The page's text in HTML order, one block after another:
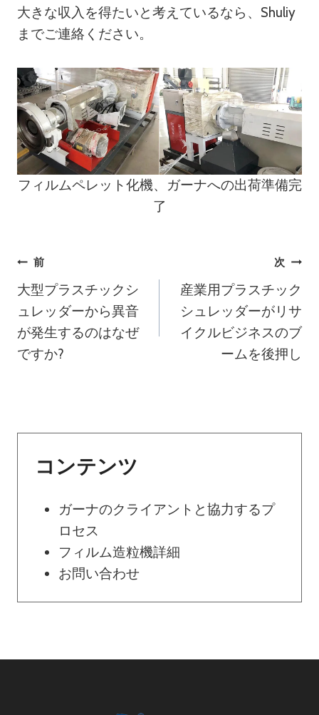
大きな収入を得たいと考えているなら、Shuliy
までご連絡ください。
フィルムペレット化機、ガーナへの出荷準備完
了
投
稿
ナ
ビ
ー
シ
前
大型プラスチックシ
ュレッダーから異音
が発生するのはなぜ
ですか?
次
産業用プラスチック
シュレッダーがリサ
イクルビジネスのブ
ームを後押し
コンテンツ
ガーナのクライアントと協力するプ
ロセス
フィルム造粒機詳細
お問い合わせ